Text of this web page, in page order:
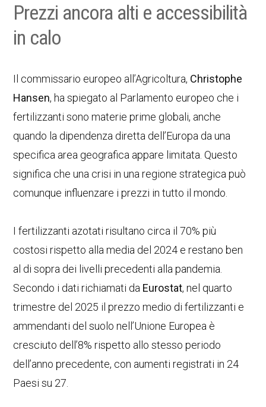
Prezzi ancora alti e accessibilità
in calo
Il commissario europeo all’Agricoltura, Christophe
Hansen, ha spiegato al Parlamento europeo che i
fertilizzanti sono materie prime globali, anche
quando la dipendenza diretta dell’Europa da una
specifica area geografica appare limitata. Questo
significa che una crisi in una regione strategica può
comunque influenzare i prezzi in tutto il mondo.
I fertilizzanti azotati risultano circa il 70% più
costosi rispetto alla media del 2024 e restano ben
al di sopra dei livelli precedenti alla pandemia.
Secondo i dati richiamati da Eurostat, nel quarto
trimestre del 2025 il prezzo medio di fertilizzanti e
ammendanti del suolo nell’Unione Europea è
cresciuto dell’8% rispetto allo stesso periodo
dell’anno precedente, con aumenti registrati in 24
Paesi su 27.